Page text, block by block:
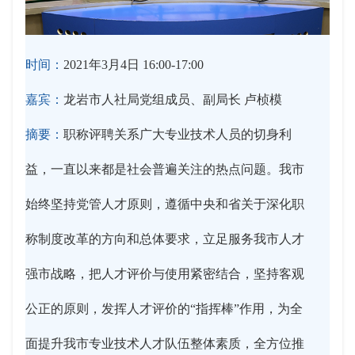
时间： 2021年3月4日 16:00-17:00
嘉宾： 龙岩市人社局党组成员、副局长 卢桢模
摘要： 职称评聘关系广大专业技术人员的切身利
益，一直以来都是社会普遍关注的热点问题。我市
始终坚持党管人才原则，遵循中央和省关于深化职
称制度改革的方向和总体要求，立足服务我市人才
强市战略，把人才评价与使用紧密结合，坚持客观
公正的原则，发挥人才评价的“指挥棒”作用，为全
面提升我市专业技术人才队伍整体素质，全方位推